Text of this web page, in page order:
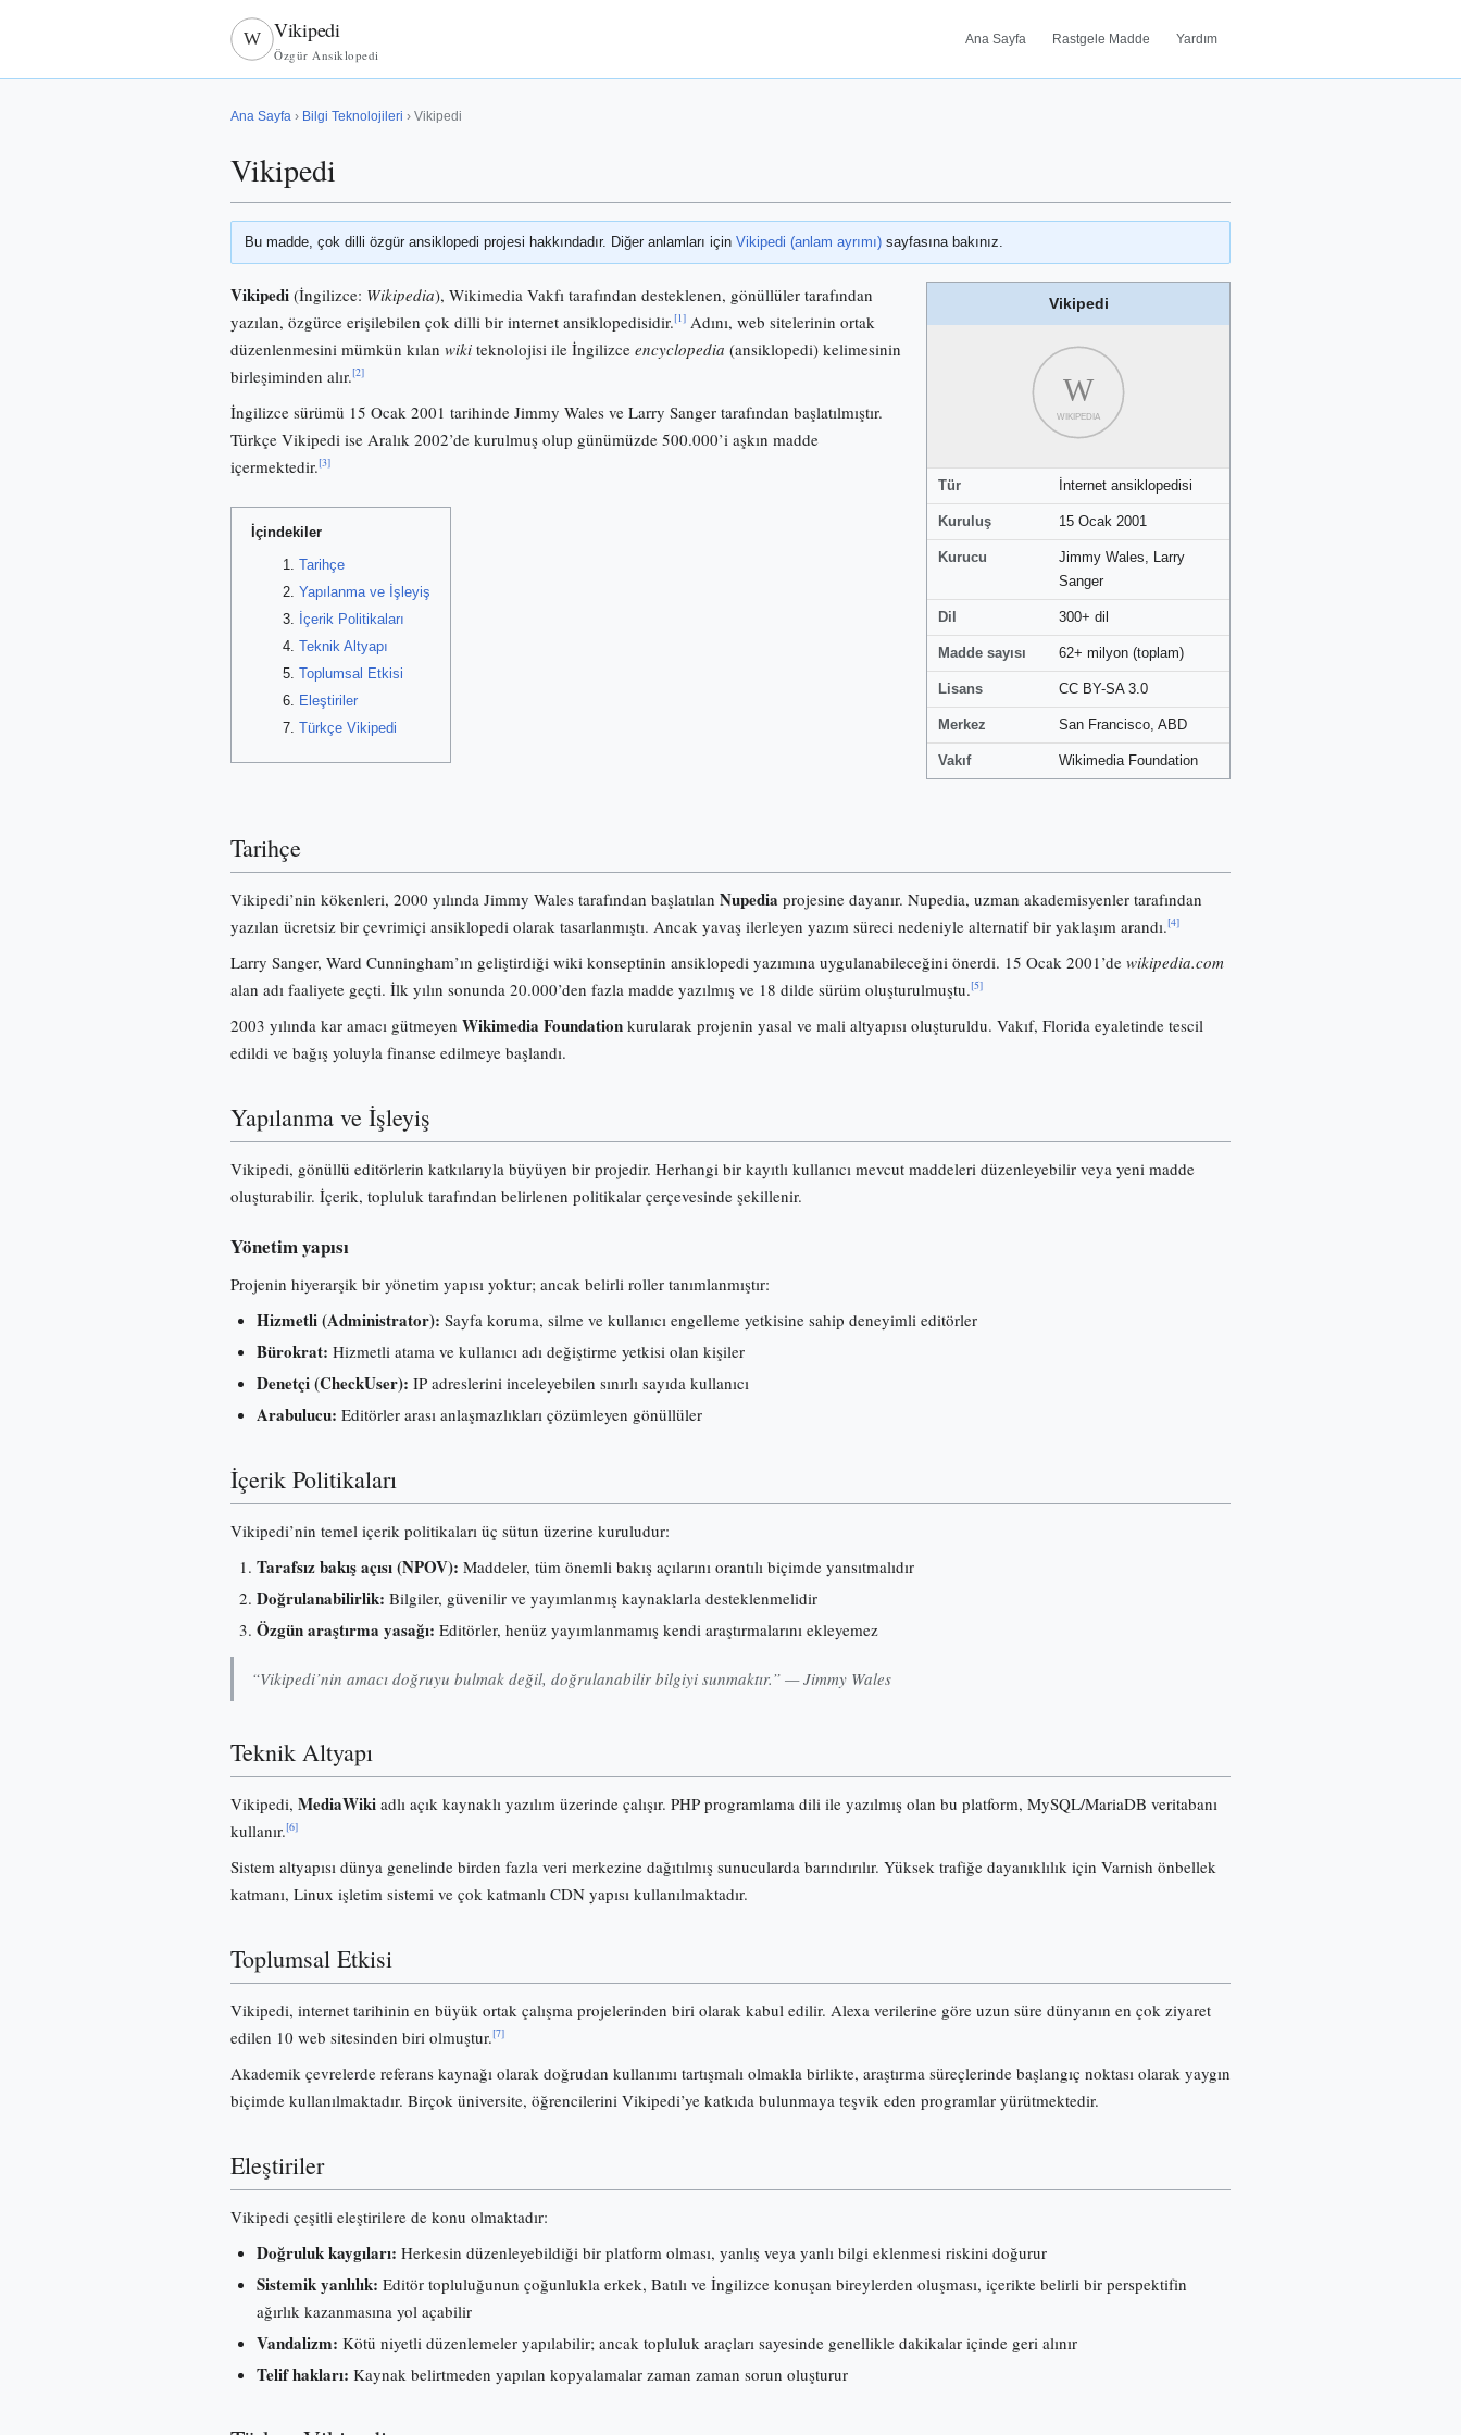
W Vikipedi
Özgür Ansiklopedi
Ana Sayfa Rastgele Madde Yardım
Ana Sayfa › Bilgi Teknolojileri › Vikipedi
Vikipedi
Bu madde, çok dilli özgür ansiklopedi projesi hakkındadır. Diğer anlamları için Vikipedi (anlam ayrımı) sayfasına bakınız.
Vikipedi
W
WIKIPEDIA
Tür İnternet ansiklopedisi
Kuruluş 15 Ocak 2001
Kurucu
Jimmy Wales, Larry
Sanger
Dil 300+ dil
Madde sayısı 62+ milyon (toplam)
Lisans CC BY-SA 3.0
Merkez San Francisco, ABD
Vakıf Wikimedia Foundation
Vikipedi (İngilizce: Wikipedia), Wikimedia Vakfı tarafından desteklenen, gönüllüler tarafından
yazılan, özgürce erişilebilen çok dilli bir internet ansiklopedisidir.[1] Adını, web sitelerinin ortak
düzenlenmesini mümkün kılan wiki teknolojisi ile İngilizce encyclopedia (ansiklopedi) kelimesinin
birleşiminden alır.[2]
İngilizce sürümü 15 Ocak 2001 tarihinde Jimmy Wales ve Larry Sanger tarafından başlatılmıştır.
Türkçe Vikipedi ise Aralık 2002’de kurulmuş olup günümüzde 500.000’i aşkın madde
içermektedir.[3]
İçindekiler
Tarihçe
Yapılanma ve İşleyiş
İçerik Politikaları
Teknik Altyapı
Toplumsal Etkisi
Eleştiriler
Türkçe Vikipedi
Tarihçe
Vikipedi’nin kökenleri, 2000 yılında Jimmy Wales tarafından başlatılan Nupedia projesine dayanır. Nupedia, uzman akademisyenler tarafından
yazılan ücretsiz bir çevrimiçi ansiklopedi olarak tasarlanmıştı. Ancak yavaş ilerleyen yazım süreci nedeniyle alternatif bir yaklaşım arandı.[4]
Larry Sanger, Ward Cunningham’ın geliştirdiği wiki konseptinin ansiklopedi yazımına uygulanabileceğini önerdi. 15 Ocak 2001’de wikipedia.com
alan adı faaliyete geçti. İlk yılın sonunda 20.000’den fazla madde yazılmış ve 18 dilde sürüm oluşturulmuştu.[5]
2003 yılında kar amacı gütmeyen Wikimedia Foundation kurularak projenin yasal ve mali altyapısı oluşturuldu. Vakıf, Florida eyaletinde tescil
edildi ve bağış yoluyla finanse edilmeye başlandı.
Yapılanma ve İşleyiş
Vikipedi, gönüllü editörlerin katkılarıyla büyüyen bir projedir. Herhangi bir kayıtlı kullanıcı mevcut maddeleri düzenleyebilir veya yeni madde
oluşturabilir. İçerik, topluluk tarafından belirlenen politikalar çerçevesinde şekillenir.
Yönetim yapısı
Projenin hiyerarşik bir yönetim yapısı yoktur; ancak belirli roller tanımlanmıştır:
Hizmetli (Administrator): Sayfa koruma, silme ve kullanıcı engelleme yetkisine sahip deneyimli editörler
Bürokrat: Hizmetli atama ve kullanıcı adı değiştirme yetkisi olan kişiler
Denetçi (CheckUser): IP adreslerini inceleyebilen sınırlı sayıda kullanıcı
Arabulucu: Editörler arası anlaşmazlıkları çözümleyen gönüllüler
İçerik Politikaları
Vikipedi’nin temel içerik politikaları üç sütun üzerine kuruludur:
Tarafsız bakış açısı (NPOV): Maddeler, tüm önemli bakış açılarını orantılı biçimde yansıtmalıdır
Doğrulanabilirlik: Bilgiler, güvenilir ve yayımlanmış kaynaklarla desteklenmelidir
Özgün araştırma yasağı: Editörler, henüz yayımlanmamış kendi araştırmalarını ekleyemez
“Vikipedi’nin amacı doğruyu bulmak değil, doğrulanabilir bilgiyi sunmaktır.” — Jimmy Wales
Teknik Altyapı
Vikipedi, MediaWiki adlı açık kaynaklı yazılım üzerinde çalışır. PHP programlama dili ile yazılmış olan bu platform, MySQL/MariaDB veritabanı
kullanır.[6]
Sistem altyapısı dünya genelinde birden fazla veri merkezine dağıtılmış sunucularda barındırılır. Yüksek trafiğe dayanıklılık için Varnish önbellek
katmanı, Linux işletim sistemi ve çok katmanlı CDN yapısı kullanılmaktadır.
Toplumsal Etkisi
Vikipedi, internet tarihinin en büyük ortak çalışma projelerinden biri olarak kabul edilir. Alexa verilerine göre uzun süre dünyanın en çok ziyaret
edilen 10 web sitesinden biri olmuştur.[7]
Akademik çevrelerde referans kaynağı olarak doğrudan kullanımı tartışmalı olmakla birlikte, araştırma süreçlerinde başlangıç noktası olarak yaygın
biçimde kullanılmaktadır. Birçok üniversite, öğrencilerini Vikipedi’ye katkıda bulunmaya teşvik eden programlar yürütmektedir.
Eleştiriler
Vikipedi çeşitli eleştirilere de konu olmaktadır:
Doğruluk kaygıları: Herkesin düzenleyebildiği bir platform olması, yanlış veya yanlı bilgi eklenmesi riskini doğurur
Sistemik yanlılık: Editör topluluğunun çoğunlukla erkek, Batılı ve İngilizce konuşan bireylerden oluşması, içerikte belirli bir perspektifin
ağırlık kazanmasına yol açabilir
Vandalizm: Kötü niyetli düzenlemeler yapılabilir; ancak topluluk araçları sayesinde genellikle dakikalar içinde geri alınır
Telif hakları: Kaynak belirtmeden yapılan kopyalamalar zaman zaman sorun oluşturur